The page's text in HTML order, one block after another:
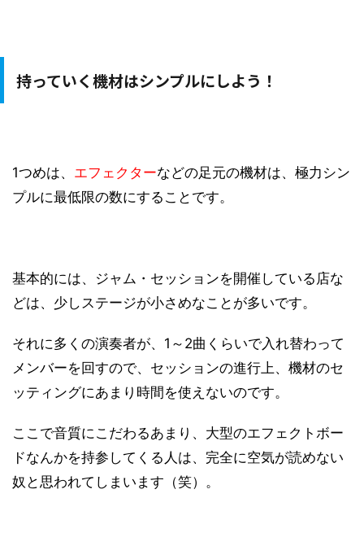
持っていく機材はシンプルにしよう！
1つめは、 エフェクターなどの足元の機材は、極力シン
プルに最低限の数にすることです。
基本的には、ジャム・セッションを開催している店な
どは、少しステージが小さめなことが多いです。
それに多くの演奏者が、1～2曲くらいで入れ替わって
メンバーを回すので、セッションの進行上、機材のセ
ッティングにあまり時間を使えないのです。
ここで音質にこだわるあまり、大型のエフェクトボー
ドなんかを持参してくる人は、完全に空気が読めない
奴と思われてしまいます（笑）。